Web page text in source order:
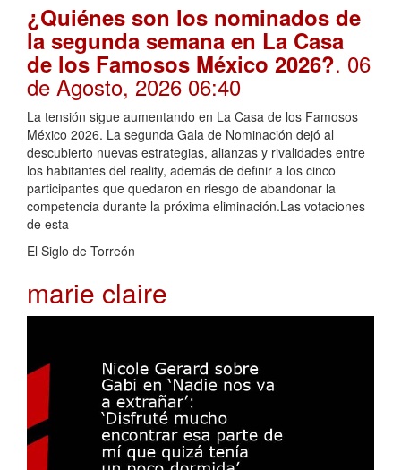
¿Quiénes son los nominados de
la segunda semana en La Casa
de los Famosos México 2026?. 06
de Agosto, 2026 06:40
La tensión sigue aumentando en La Casa de los Famosos
México 2026. La segunda Gala de Nominación dejó al
descubierto nuevas estrategias, alianzas y rivalidades entre
los habitantes del reality, además de definir a los cinco
participantes que quedaron en riesgo de abandonar la
competencia durante la próxima eliminación.Las votaciones
de esta
El Siglo de Torreón
marie claire